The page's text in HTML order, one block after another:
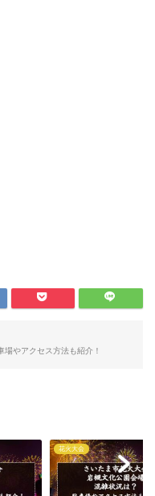
やアクセス方法も紹介！
花火大会